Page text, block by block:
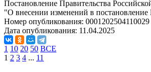
Постановление Правительства
"О внесении изменений в
Номер опубликования: 0001202504110029
Дата опубликования: 11.04.2025
1 10 20 50 ВСЕ
1 2 3 4 ... 11